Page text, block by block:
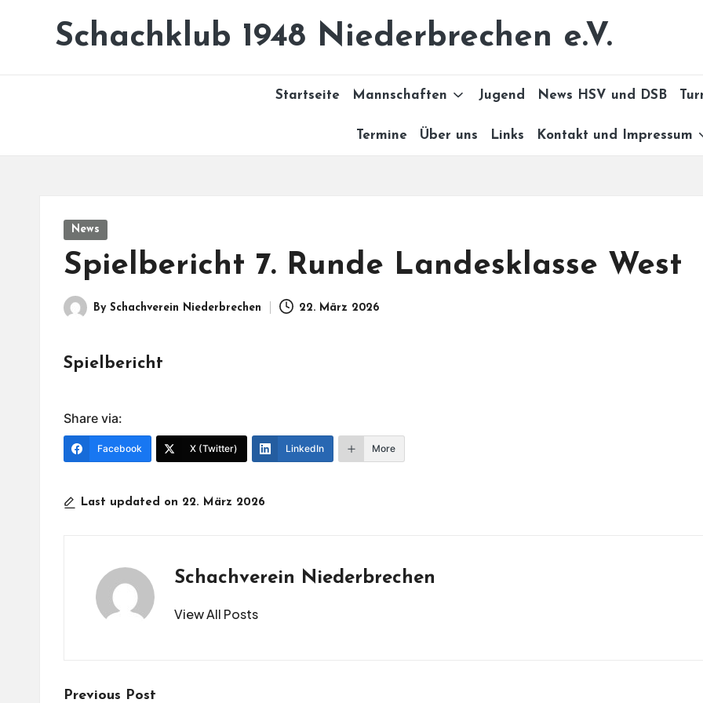
Schachklub 1948 Niederbrechen e.V.
Startseite Mannschaften Jugend News HSV und DSB
Termine Über uns Links Kontakt und Impressum
Posted
News
Spielbericht 7. Runde Landesklasse West
Posted
By Schachverein Niederbrechen 22. März 2026
Spielbericht
Share via:
Facebook X (Twitter) LinkedIn More
Last updated on 22. März 2026
Schachverein Niederbrechen
View All Posts
Previous Post